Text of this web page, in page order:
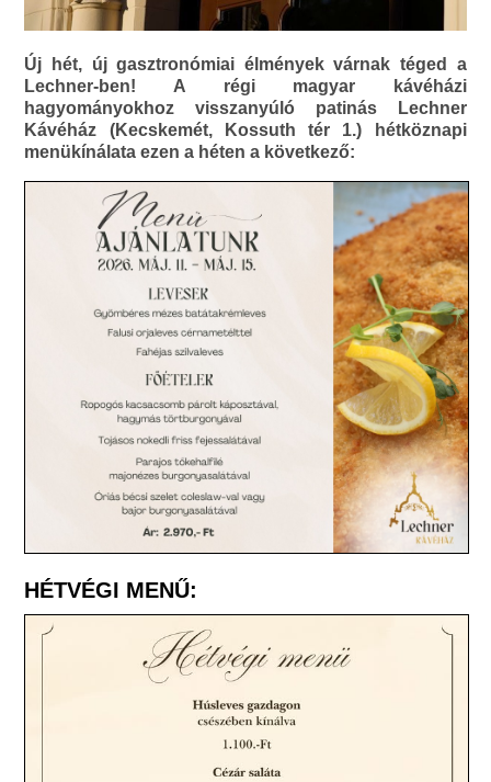
Új hét, új gasztronómiai élmények várnak téged a
Lechner-ben! A régi magyar kávéházi
hagyományokhoz visszanyúló patinás Lechner
Kávéház (Kecskemét, Kossuth tér 1.) hétköznapi
menükínálata ezen a héten a következő:
HÉTVÉGI MENŰ: